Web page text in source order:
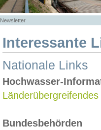
Newsletter
Interessante
Nationale Links
Hochwasser-
Bundesbehörden